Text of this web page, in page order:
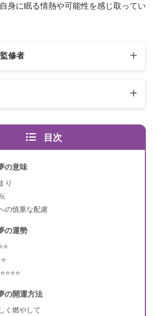
身に眠る情熱や可能性を感じ取ってい
修者
ピリカ
占い 幸運のキーワード1100
瀧政子
池田書店
目次
の意味
り
の慎重な配慮
の運勢
の開運方法
く燃やして